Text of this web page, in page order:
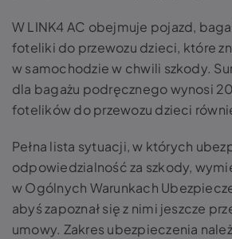
W LINK4 AC obejmuje pojazd,
foteliki do przewozu dzieci, które
w samochodzie w chwili szkody.
dla bagażu podręcznego wynosi
fotelików do przewozu dzieci
Pełna lista sytuacji, w których
odpowiedzialność za szkody,
w Ogólnych Warunkach
abyś zapoznał się z nimi jeszcze
umowy. Zakres ubezpieczenia